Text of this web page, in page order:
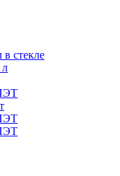
стекле